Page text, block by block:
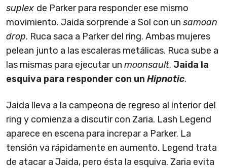
suplex de Parker para responder ese mismo
movimiento. Jaida sorprende a Sol con un samoan
drop. Ruca saca a Parker del ring. Ambas mujeres
pelean junto a las escaleras metálicas. Ruca sube a
las mismas para ejecutar un moonsault. Jaida la
esquiva para responder con un Hipnotic.
Jaida lleva a la campeona de regreso al interior del
ring y comienza a discutir con Zaria. Lash Legend
aparece en escena para increpar a Parker. La
tensión va rápidamente en aumento. Legend trata
de atacar a Jaida, pero ésta la esquiva. Zaria evita